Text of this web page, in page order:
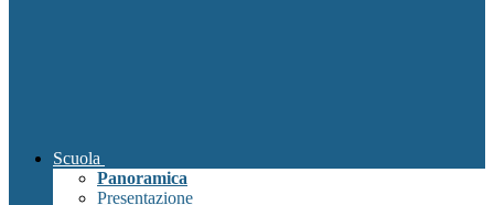
Scuola
Panoramica
Presentazione